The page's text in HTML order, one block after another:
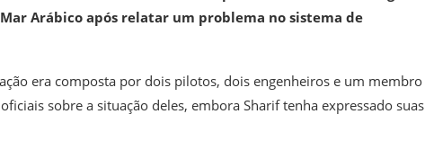
Arábico após relatar um problema no sistema de
era composta por dois pilotos, dois engenheiros e um membro
sobre a situação deles, embora Sharif tenha expressado suas